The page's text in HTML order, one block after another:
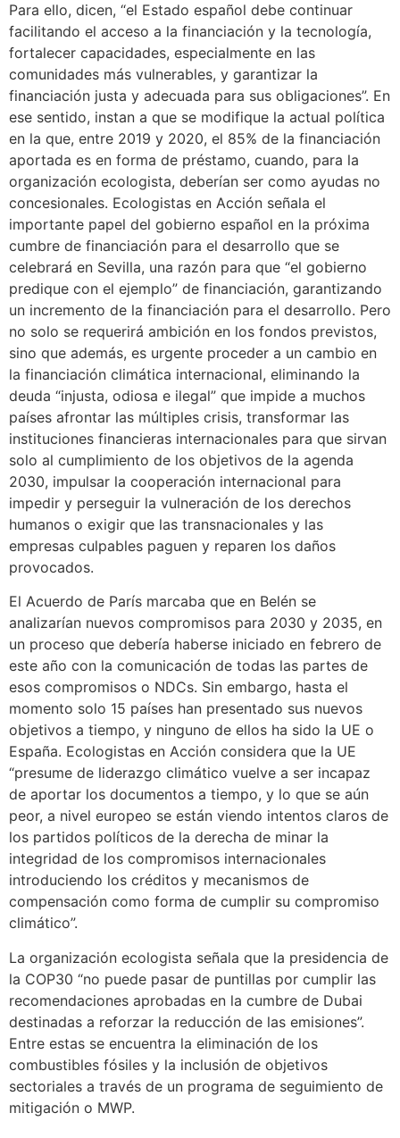
Para ello, dicen, “el Estado español debe continuar
facilitando el acceso a la financiación y la tecnología,
fortalecer capacidades, especialmente en las
comunidades más vulnerables, y garantizar la
financiación justa y adecuada para sus obligaciones”. En
ese sentido, instan a que se modifique la actual política
en la que, entre 2019 y 2020, el 85% de la financiación
aportada es en forma de préstamo, cuando, para la
organización ecologista, deberían ser como ayudas no
concesionales. Ecologistas en Acción señala el
importante papel del gobierno español en la próxima
cumbre de financiación para el desarrollo que se
celebrará en Sevilla, una razón para que “el gobierno
predique con el ejemplo” de financiación, garantizando
un incremento de la financiación para el desarrollo. Pero
no solo se requerirá ambición en los fondos previstos,
sino que además, es urgente proceder a un cambio en
la financiación climática internacional, eliminando la
deuda “injusta, odiosa e ilegal” que impide a muchos
países afrontar las múltiples crisis, transformar las
instituciones financieras internacionales para que sirvan
solo al cumplimiento de los objetivos de la agenda
2030, impulsar la cooperación internacional para
impedir y perseguir la vulneración de los derechos
humanos o exigir que las transnacionales y las
empresas culpables paguen y reparen los daños
provocados.
El Acuerdo de París marcaba que en Belén se
analizarían nuevos compromisos para 2030 y 2035, en
un proceso que debería haberse iniciado en febrero de
este año con la comunicación de todas las partes de
esos compromisos o NDCs. Sin embargo, hasta el
momento solo 15 países han presentado sus nuevos
objetivos a tiempo, y ninguno de ellos ha sido la UE o
España. Ecologistas en Acción considera que la UE
“presume de liderazgo climático vuelve a ser incapaz
de aportar los documentos a tiempo, y lo que se aún
peor, a nivel europeo se están viendo intentos claros de
los partidos políticos de la derecha de minar la
integridad de los compromisos internacionales
introduciendo los créditos y mecanismos de
compensación como forma de cumplir su compromiso
climático”.
La organización ecologista señala que la presidencia de
la COP30 “no puede pasar de puntillas por cumplir las
recomendaciones aprobadas en la cumbre de Dubai
destinadas a reforzar la reducción de las emisiones”.
Entre estas se encuentra la eliminación de los
combustibles fósiles y la inclusión de objetivos
sectoriales a través de un programa de seguimiento de
mitigación o MWP.